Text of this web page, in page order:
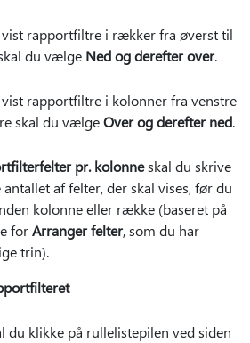
vist rapportfiltre i rækker fra øverst til
du vælge Ned og derefter over.
vist rapportfiltre i kolonner fra venstre
skal du vælgeOver og derefter ned.
pr. kolonneskal du skrive
af felter, der skal vises, før du
kolonne eller række (baseret på
forArranger felter, som du har
trin).
du klikke på rullelistepilen ved siden